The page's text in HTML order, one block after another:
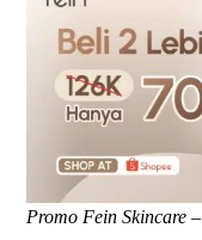
Promo Fein Skincare